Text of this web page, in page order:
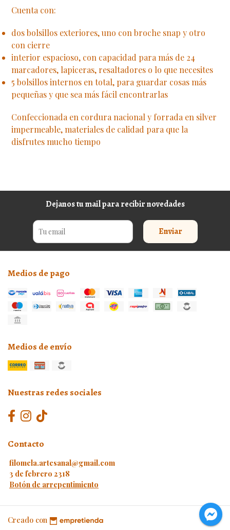
Cuenta con:
dos bolsillos exteriores, uno con broche snap y otro
con cierre
interior espacioso, con capacidad para más de 24
marcadores, lapiceras, resaltadores o lo que necesites
5 bolsillos internos en total, para guardar cosas más
pequeñas y que sea más fácil encontrarlas
Confeccionada en cordura nacional y forrada en silver
impermeable, materiales de calidad para que la
disfrutes mucho tiempo
Dejanos tu mail para recibir novedades
Enviar
Medios de pago
Medios de envío
Nuestras redes sociales
Contacto
filomela.artesanal@gmail.com
3 de febrero 2318
Botón de arrepentimiento
Creado con